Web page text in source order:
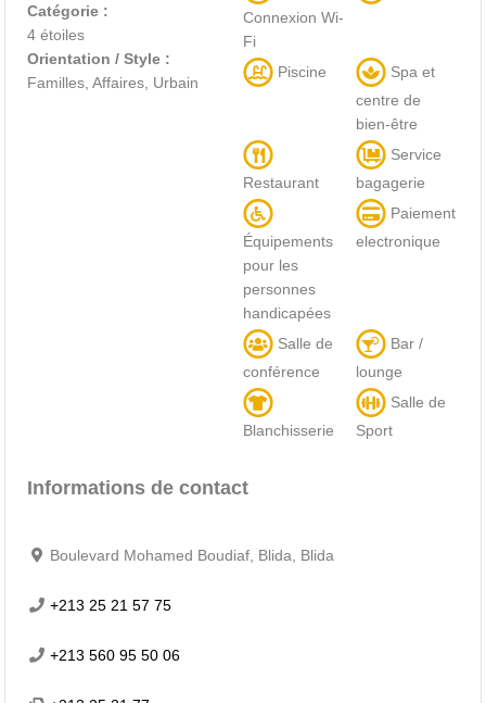
Catégorie :
4 étoiles
Orientation / Style :
Familles, Affaires, Urbain
Connexion Wi-
Fi
Piscine
Spa et
centre de
bien-être
Restaurant
Service
bagagerie
Équipements
pour les
personnes
handicapées
Paiement
electronique
Salle de
conférence
Bar /
lounge
Blanchisserie
Salle de
Sport
Informations de contact
Boulevard Mohamed Boudiaf, Blida, Blida
+213 25 21 57 75
+213 560 95 50 06